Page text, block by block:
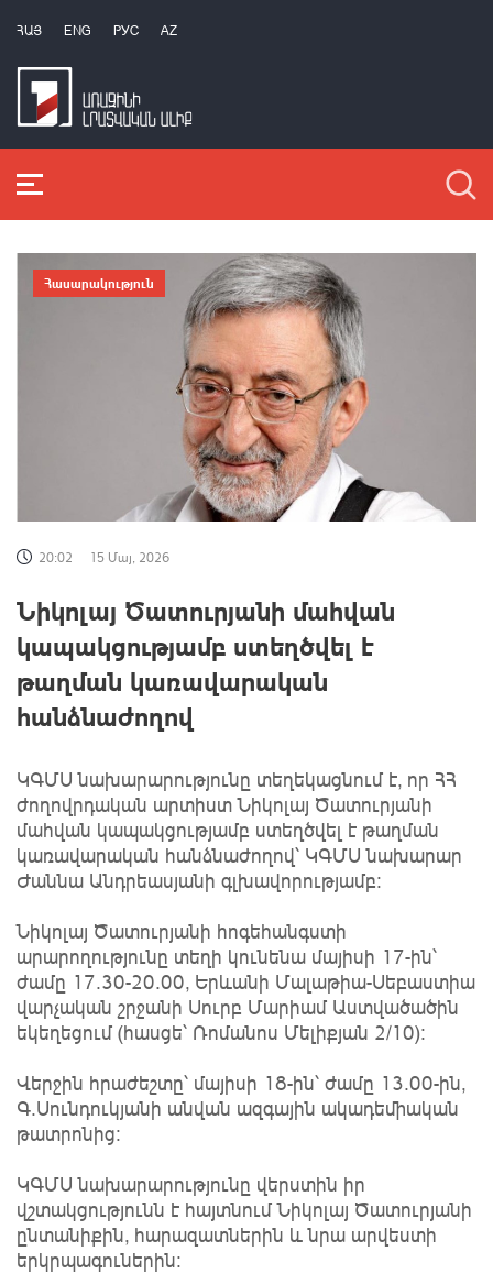
ՀԱՅ ENG РУС AZ
Հասարակություն
20:02 15 Մայ, 2026
Նիկոլայ Ծատուրյանի մահվան
կապակցությամբ ստեղծվել է
թաղման կառավարական
հանձնաժողով
ԿԳՄՍ նախարարությունը տեղեկացնում է, որ ՀՀ
ժողովրդական արտիստ Նիկոլայ Ծատուրյանի
մահվան կապակցությամբ ստեղծվել է թաղման
կառավարական հանձնաժողով՝ ԿԳՄՍ նախարար
Ժաննա Անդրեասյանի գլխավորությամբ։
Նիկոլայ Ծատուրյանի հոգեհանգստի
արարողությունը տեղի կունենա մայիսի 17-ին՝
ժամը 17.30-20.00, Երևանի Մալաթիա-Սեբաստիա
վարչական շրջանի Սուրբ Մարիամ Աստվածածին
եկեղեցում (հասցե՝ Ռոմանոս Մելիքյան 2/10):
Վերջին հրաժեշտը՝ մայիսի 18-ին՝ ժամը 13.00-ին,
Գ.Սունդուկյանի անվան ազգային ակադեմիական
թատրոնից:
ԿԳՄՍ նախարարությունը վերստին իր
վշտակցությունն է հայտնում Նիկոլայ Ծատուրյանի
ընտանիքին, հարազատներին և նրա արվեստի
երկրպագուներին։